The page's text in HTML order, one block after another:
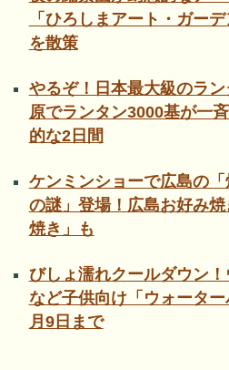
「ひろしまアート・ガー
を散策
やるぞ！日本最大級のラ
原でランタン3000基が一
的な2日間
ケンミンショーで広島の
の謎」登場！広島お好み
焼き」も
びしょ濡れクールダウン
など子供向け「ウォータ
月9日まで